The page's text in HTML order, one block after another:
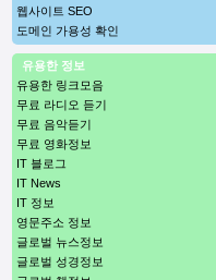
웹사이트 SEO
도메인 가용성 확인
유용한 정보
유용한 링크모음
무료 라디오 듣기
무료 음악듣기
무료 영화정보
IT 블로그
IT News
IT 정보
영문주소 정보
글로벌 뉴스정보
글로벌 성경정보